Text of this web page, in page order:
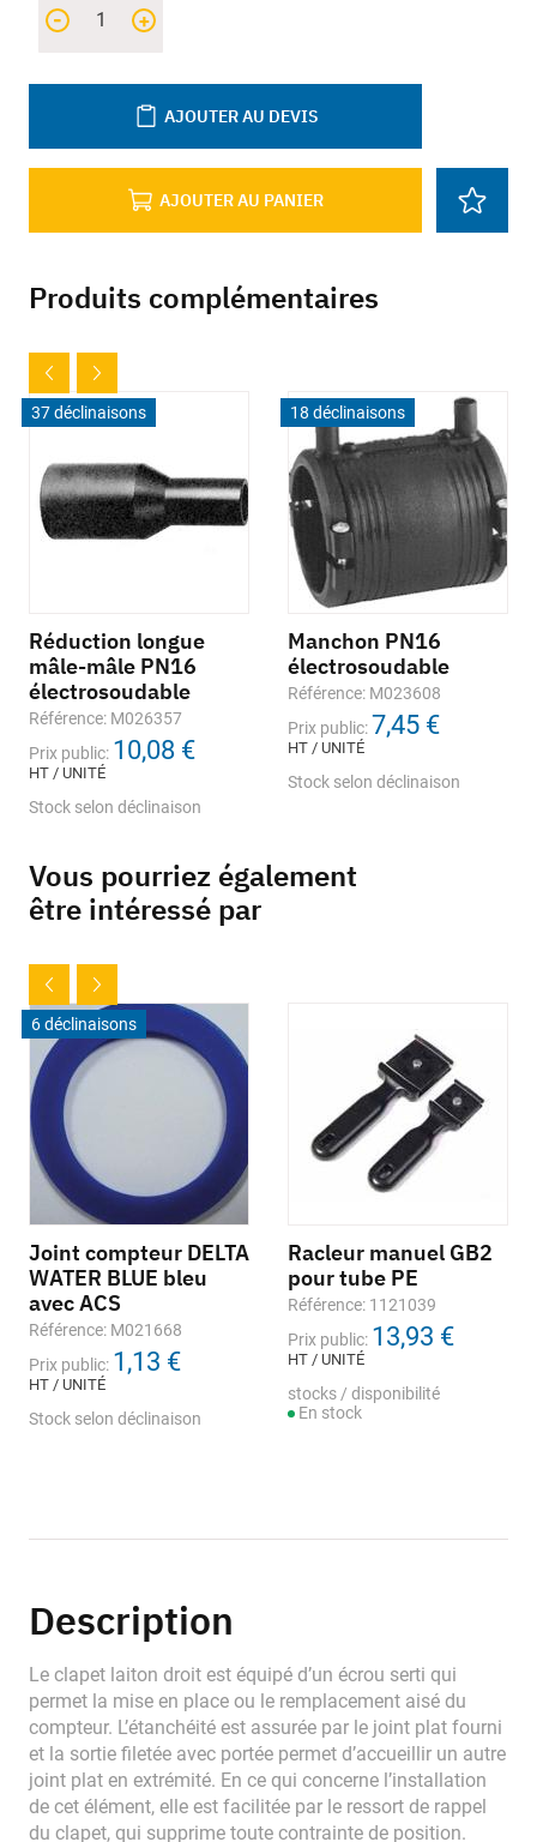
+
-
AJOUTER AU PANIER
AJOUTER AU DEVIS
Produits complémentaires
37 déclinaisons
Réduction longue
mâle-mâle PN16
électrosoudable
Référence: M026357
Prix public: 10,08 €
HT / UNITÉ
Stock selon déclinaison
18 déclinaisons
Manchon PN16
électrosoudable
Référence: M023608
Prix public:7,45 €
HT / UNITÉ
Stock selon déclinaison
Vous pourriez également
être intéressé par
6 déclinaisons
Joint compteur DELTA
WATER BLUE bleu
avec ACS
Référence: M021668
Prix public: 1,13 €
HT / UNITÉ
Stock selon déclinaison
Racleur manuel GB2
pour tube PE
Référence: 1121039
Prix public: 13,93 €
HT / UNITÉ
stocks / disponibilité
En stock
Description
Le clapet laiton droit est équipé d’un écrou serti qui
permet la mise en place ou le remplacement aisé du
compteur. L’étanchéité est assurée par le joint plat fourni
et la sortie filetée avec portée permet d’accueillir un autre
joint plat en extrémité. En ce qui concerne l’installation
de cet élément, elle est facilitée par le ressort de rappel
du clapet, qui supprime toute contrainte de position.